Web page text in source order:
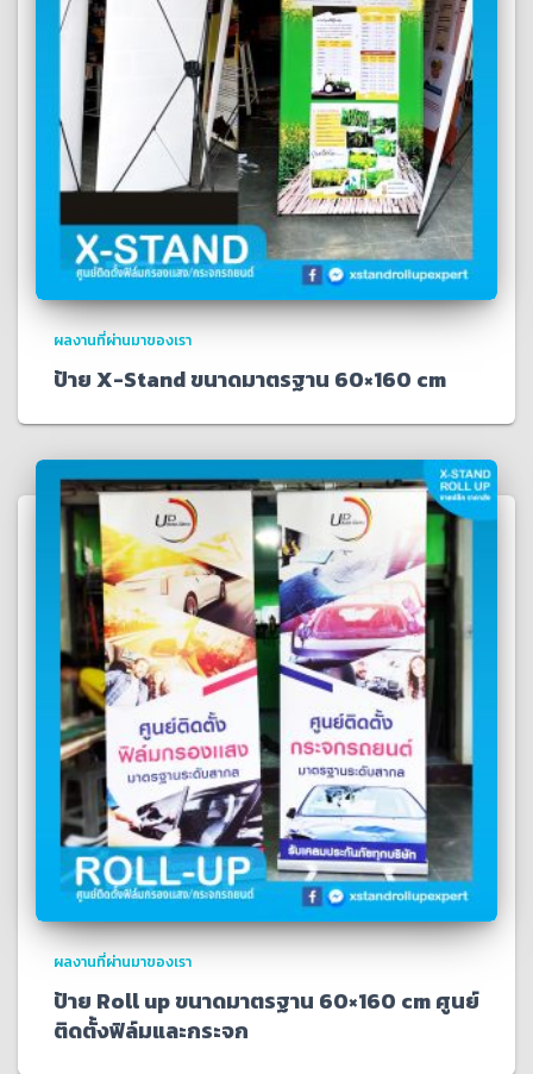
ผลงานที่ผ่านมาของเรา
ป้าย X-Stand ขนาดมาตรฐาน 60×160 cm
ผลงานที่ผ่านมาของเรา
ป้าย Roll up ขนาดมาตรฐาน 60×160 cm ศูนย์
ติดตั้งฟิล์มและกระจก